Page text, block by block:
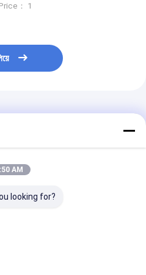
： 1
AM
looking for?